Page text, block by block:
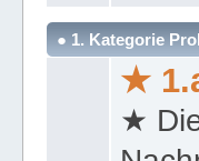
Franz
● 1. Kategorie
★